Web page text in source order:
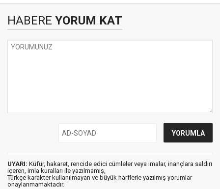
HABERE YORUM KAT
UYARI: Küfür, hakaret, rencide edici cümleler veya imalar, inançlara saldırı
içeren, imla kuralları ile yazılmamış,
Türkçe karakter kullanılmayan ve büyük harflerle yazılmış yorumlar
onaylanmamaktadır.